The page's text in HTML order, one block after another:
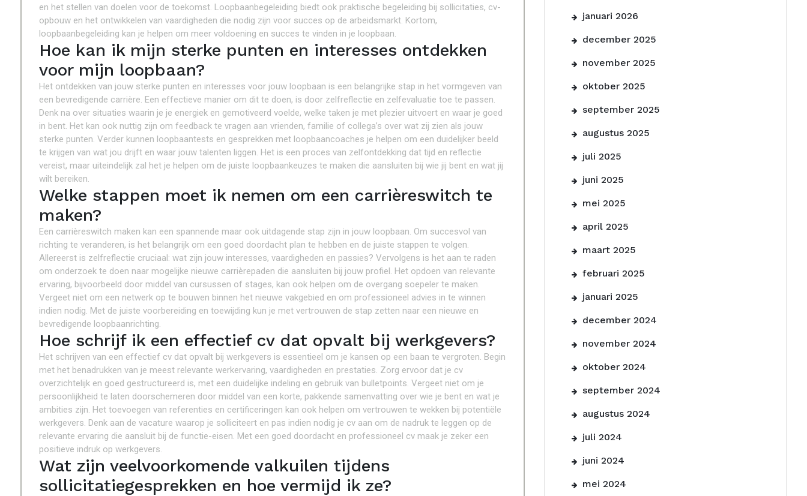
en het stellen van doelen voor de toekomst. Loopbaanbegeleiding biedt ook praktische begeleiding bij sollicitaties, cv-
opbouw en het ontwikkelen van vaardigheden die nodig zijn voor succes op de arbeidsmarkt. Kortom,
loopbaanbegeleiding kan je helpen om meer voldoening en succes te vinden in je loopbaan.
Hoe kan ik mijn sterke punten en interesses ontdekken
voor mijn loopbaan?
Het ontdekken van jouw sterke punten en interesses voor jouw loopbaan is een belangrijke stap in het vormgeven van
een bevredigende carrière. Een effectieve manier om dit te doen, is door zelfreflectie en zelfevaluatie toe te passen.
Denk na over situaties waarin je je energiek en gemotiveerd voelde, welke taken je met plezier uitvoert en waar je goed
in bent. Het kan ook nuttig zijn om feedback te vragen aan vrienden, familie of collega’s over wat zij zien als jouw
sterke punten. Verder kunnen loopbaantests en gesprekken met loopbaancoaches je helpen om een duidelijker beeld
te krijgen van wat jou drijft en waar jouw talenten liggen. Het is een proces van zelfontdekking dat tijd en reflectie
vereist, maar uiteindelijk zal het je helpen om de juiste loopbaankeuzes te maken die aansluiten bij wie jij bent en wat jij
wilt bereiken.
Welke stappen moet ik nemen om een carrièreswitch te
maken?
Een carrièreswitch maken kan een spannende maar ook uitdagende stap zijn in jouw loopbaan. Om succesvol van
richting te veranderen, is het belangrijk om een goed doordacht plan te hebben en de juiste stappen te volgen.
Allereerst is zelfreflectie cruciaal: wat zijn jouw interesses, vaardigheden en passies? Vervolgens is het aan te raden
om onderzoek te doen naar mogelijke nieuwe carrièrepaden die aansluiten bij jouw profiel. Het opdoen van relevante
ervaring, bijvoorbeeld door middel van cursussen of stages, kan ook helpen om de overgang soepeler te maken.
Vergeet niet om een netwerk op te bouwen binnen het nieuwe vakgebied en om professioneel advies in te winnen
indien nodig. Met de juiste voorbereiding en toewijding kun je met vertrouwen de stap zetten naar een nieuwe en
bevredigende loopbaanrichting.
Hoe schrijf ik een effectief cv dat opvalt bij werkgevers?
Het schrijven van een effectief cv dat opvalt bij werkgevers is essentieel om je kansen op een baan te vergroten. Begin
met het benadrukken van je meest relevante werkervaring, vaardigheden en prestaties. Zorg ervoor dat je cv
overzichtelijk en goed gestructureerd is, met een duidelijke indeling en gebruik van bulletpoints. Vergeet niet om je
persoonlijkheid te laten doorschemeren door middel van een korte, pakkende samenvatting over wie je bent en wat je
ambities zijn. Het toevoegen van referenties en certificeringen kan ook helpen om vertrouwen te wekken bij potentiële
werkgevers. Denk aan de vacature waarop je solliciteert en pas indien nodig je cv aan om de nadruk te leggen op de
relevante ervaring die aansluit bij de functie-eisen. Met een goed doordacht en professioneel cv maak je zeker een
positieve indruk op werkgevers.
Wat zijn veelvoorkomende valkuilen tijdens
sollicitatiegesprekken en hoe vermijd ik ze?
januari 2026
december 2025
november 2025
oktober 2025
september 2025
augustus 2025
juli 2025
juni 2025
mei 2025
april 2025
maart 2025
februari 2025
januari 2025
december 2024
november 2024
oktober 2024
september 2024
augustus 2024
juli 2024
juni 2024
mei 2024